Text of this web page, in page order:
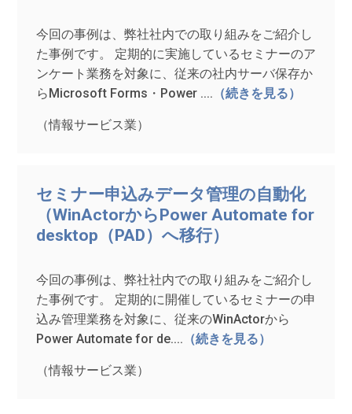
今回の事例は、弊社社内での取り組みをご紹介し
た事例です。 定期的に実施しているセミナーのア
ンケート業務を対象に、従来の社内サーバ保存か
らMicrosoft Forms・Power .... （続きを見る）
（情報サービス業）
セミナー申込みデータ管理の自動化
（WinActorからPower Automate for
desktop（PAD）へ移行）
今回の事例は、弊社社内での取り組みをご紹介し
た事例です。 定期的に開催しているセミナーの申
込み管理業務を対象に、従来のWinActorから
Power Automate for de.... （続きを見る）
（情報サービス業）